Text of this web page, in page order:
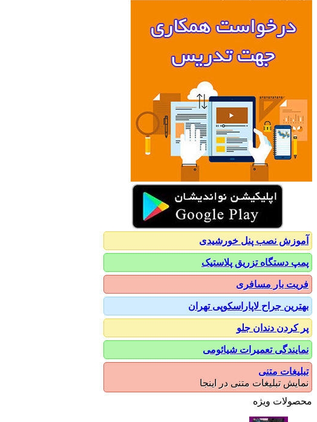
آموزش نصب پنل خورشیدی
پمپ دستگاه تزریق پلاستیک
فریت بار مسافری
بهترین جراح لاپاراسکوپی تهران
پر کردن دندان جلو
نمایندگی تعمیرات شیائومی
تبلیغات متنی
نمایش تبلیغات متنی در اینجا
محصولات ویژه